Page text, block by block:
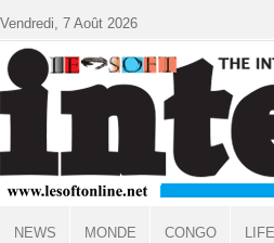
Vendredi, 7 Août 2026
NEWS MONDE CONGO